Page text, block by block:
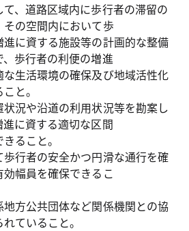
て、道路区域内に歩行者の滞留の
の空間内において歩
資する施設等の計画的な整備
歩行者の利便の増進
活環境の確保及び地域活性化
と。
状況や沿道の利用状況等を勘案し
に資する適切な区間
こと。
歩行者の安全かつ円滑な通行を確
幅員を確保できるこ
地方公共団体など関係機関との協
ていること。